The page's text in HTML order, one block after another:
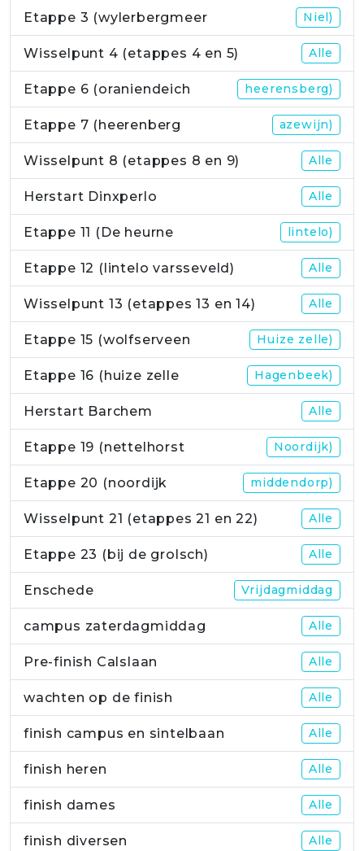
Etappe 3 (wylerbergmeer Niel)
Wisselpunt 4 (etappes 4 en 5) Alle
Etappe 6 (oraniendeich heerensberg)
Etappe 7 (heerenberg azewijn)
Wisselpunt 8 (etappes 8 en 9) Alle
Herstart Dinxperlo Alle
Etappe 11 (De heurne lintelo)
Etappe 12 (lintelo varsseveld) Alle
Wisselpunt 13 (etappes 13 en 14) Alle
Etappe 15 (wolfserveen Huize zelle)
Etappe 16 (huize zelle Hagenbeek)
Herstart Barchem Alle
Etappe 19 (nettelhorst Noordijk)
Etappe 20 (noordijk middendorp)
Wisselpunt 21 (etappes 21 en 22) Alle
Etappe 23 (bij de grolsch) Alle
Enschede Vrijdagmiddag
campus zaterdagmiddag Alle
Pre-finish Calslaan Alle
wachten op de finish Alle
finish campus en sintelbaan Alle
finish heren Alle
finish dames Alle
finish diversen Alle